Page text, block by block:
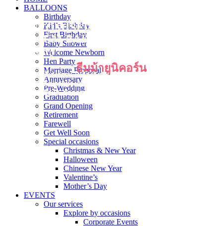
BALLOONS
Birthday
Kid’s Birthday
First Birthday
Baby Shower
Welcome Newborn
Hen Party
Marriage Proposal
Anniversary
Pre-Wedding
Graduation
Grand Opening
Retirement
Farewell
Get Well Soon
Special occasions
Christmas & New Year
Halloween
Chinese New Year
Valentine’s
Mother’s Day
EVENTS
Our services
Explore by occasions
Corporate Events
ธีมม้ายูนิคอร์น
CUSTOMISED
HELIUM BALLOONS
Delivery
จัดงานปาร์ตี้เร่งด่วน? ไม่ต้องกังวล! เรามีบริการจัดส่งที่รวดเร็วที่สุดใน
กรุงเทพฯ! ถึงปลายทางภายใน 2 ชั่วโมง มีลูกโป่งให้เลือกกว่า 1,000
แบบ เขียนชื่อและข้อความได้ ทีมงานพร้อมบริการคุณทุกวัน ตอบแชท
เร็ว สั่งเลย!
CUSTOMISED
HELIUM BALLOONS
Delivery
จัดงานปาร์ตี้เร่งด่วน? ไม่ต้องกังวล! เรามีบริการจัดส่งที่รวดเร็วที่สุดใน
กรุงเทพฯ! ถึงปลายทางภายใน 2 ชั่วโมง มีลูกโป่งให้เลือกกว่า 1,000
แบบ เขียนชื่อและข้อความได้ ทีมงานพร้อมบริการคุณทุกวัน ตอบแชท
เร็ว สั่งเลย!
CUSTOMISED
HELIUM BALLOONS
Delivery
จัดงานปาร์ตี้เร่งด่วน? ไม่ต้องกังวล! เรามีบริการจัดส่งที่รวดเร็วที่สุดใน
กรุงเทพฯ! ถึงปลายทางภายใน 2 ชั่วโมง มีลูกโป่งให้เลือกกว่า 1,000
แบบ เขียนชื่อและข้อความได้ ทีมงานพร้อมบริการคุณทุกวัน ตอบแชท
เร็ว สั่งเลย!